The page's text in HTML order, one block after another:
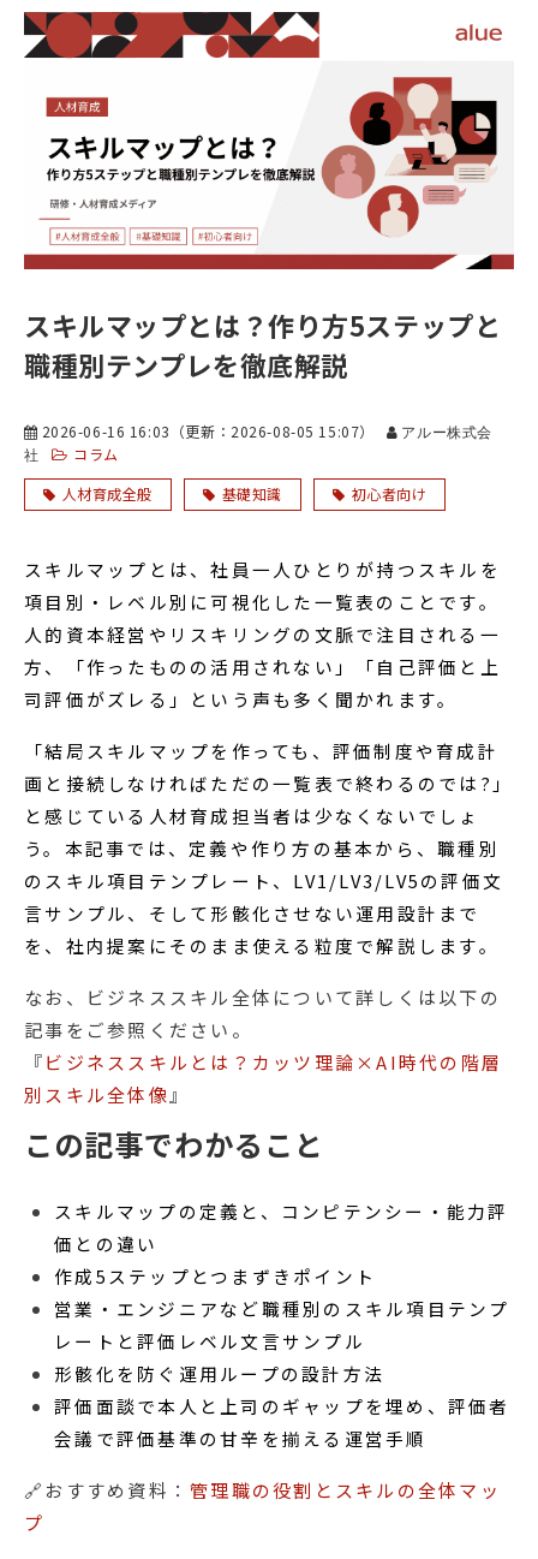
スキルマップとは？作り方5ステップと
職種別テンプレを徹底解説
2026-06-16 16:03 （更新： 2026-08-05 15:07）
アルー株式会
社
コラム
人材育成全般
基礎知識 初心者向け
スキルマップとは、社員一人ひとりが持つスキルを
項目別・レベル別に可視化した一覧表のことです。
人的資本経営やリスキリングの文脈で注目される一
方、「作ったものの活用されない」「自己評価と上
司評価がズレる」という声も多く聞かれます。
「結局スキルマップを作っても、評価制度や育成計
画と接続しなければただの一覧表で終わるのでは?」
と感じている人材育成担当者は少なくないでしょ
う。本記事では、定義や作り方の基本から、職種別
のスキル項目テンプレート、LV1/LV3/LV5の評価文
言サンプル、そして形骸化させない運用設計まで
を、社内提案にそのまま使える粒度で解説します。
なお、ビジネススキル全体について詳しくは以下の
記事をご参照ください。
『ビジネススキルとは？カッツ理論×AI時代の階層
別スキル全体像 』
この記事でわかること
スキルマップの定義と、コンピテンシー・能力評
価との違い
作成5ステップとつまずきポイント
営業・エンジニアなど職種別のスキル項目テンプ
レートと評価レベル文言サンプル
形骸化を防ぐ運用ループの設計方法
評価面談で本人と上司のギャップを埋め、評価者
会議で評価基準の甘辛を揃える運営手順
🔗おすすめ資料： 管理職の役割とスキルの全体マッ
プ